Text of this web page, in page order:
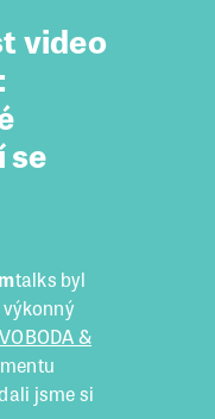
video
se
talks byl
&
jsme si